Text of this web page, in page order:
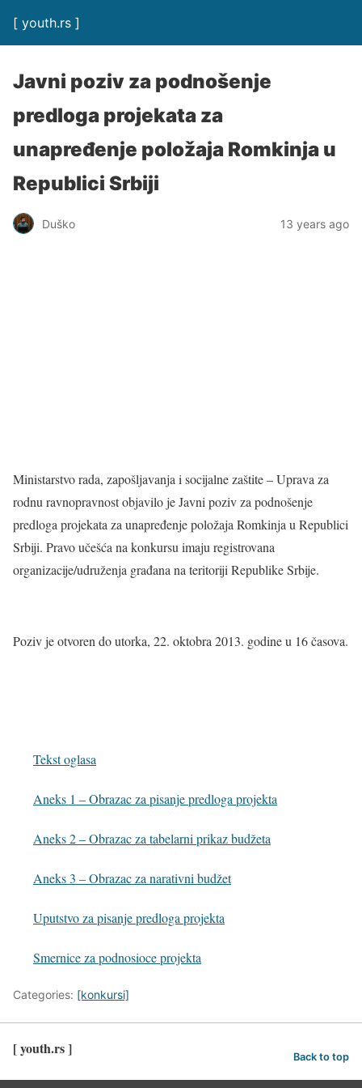
[ youth.rs ]
Javni poziv za podnošenje
predloga projekata za
unapređenje položaja Romkinja u
Republici Srbiji
Duško 13 years ago
Ministarstvo rada, zapošljavanja i socijalne zaštite – Uprava za
rodnu ravnopravnost objavilo je Javni poziv za podnošenje
predloga projekata za unapređenje položaja Romkinja u Republici
Srbiji. Pravo učešća na konkursu imaju registrovana
organizacije/udruženja građana na teritoriji Republike Srbije.
Poziv je otvoren do utorka, 22. oktobra 2013. godine u 16 časova.
Tekst oglasa
Aneks 1 – Obrazac za pisanje predloga projekta
Aneks 2 – Obrazac za tabelarni prikaz budžeta
Aneks 3 – Obrazac za narativni budžet
Uputstvo za pisanje predloga projekta
Smernice za podnosioce projekta
Categories: [konkursi]
[ youth.rs ] Back to top